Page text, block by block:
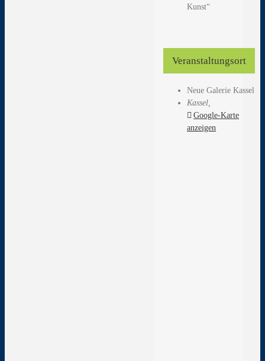
Kunst“
Veranstaltungsort
Neue Galerie Kassel
Kassel
Google-Karte
anzeigen